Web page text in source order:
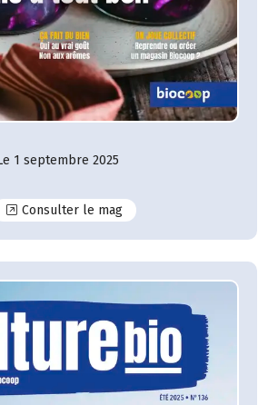
1 septembre 2025
Consulter le magN°137